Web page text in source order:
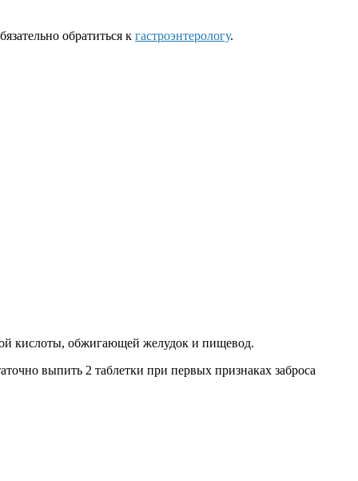
обратиться к гастроэнтерологу.
кислоты, обжигающей желудок и пищевод.
выпить 2 таблетки при первых признаках заброса